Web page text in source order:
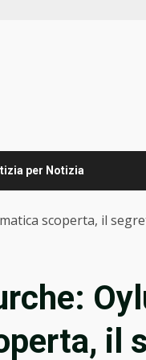
per Notizia
scoperta, il
il